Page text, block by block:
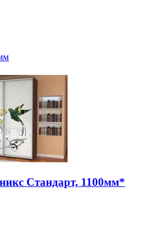
Стандарт, 1100мм*